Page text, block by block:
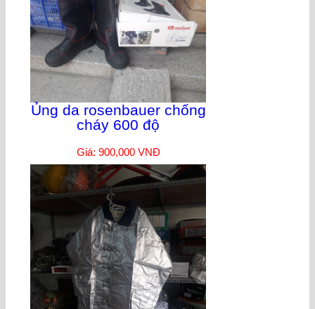
Ủng da rosenbauer chống
cháy 600 độ
Giá: 900,000 VNĐ